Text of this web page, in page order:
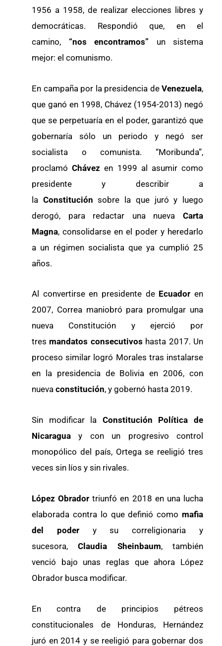
1956 a 1958, de realizar elecciones libres y
democráticas. Respondió que, en el
camino, “nos encontramos” un sistema
mejor: el comunismo.
En campaña por la presidencia de Venezuela,
que ganó en 1998, Chávez (1954-2013) negó
que se perpetuaría en el poder, garantizó que
gobernaría sólo un periodo y negó ser
socialista o comunista. “Moribunda”,
proclamóChávezen 1999 al asumir como
presidente y describir a
la Constituciónsobre la que juró y luego
derogó, para redactar una nueva Carta
Magna, consolidarse en el poder y heredarlo
a un régimen socialista que ya cumplió 25
años.
Al convertirse en presidente de Ecuadoren
2007, Correa maniobró para promulgar una
nueva Constitución y ejerció por
tres mandatos consecutivos hasta 2017. Un
proceso similar logró Morales tras instalarse
en la presidencia de Bolivia en 2006, con
nueva constitución, y gobernó hasta 2019.
Sin modificar la Constitución Política de
Nicaraguay con un progresivo control
monopólico del país, Ortega se reeligió tres
veces sin líos y sin rivales.
López Obrador triunfó en 2018 en una lucha
elaborada contra lo que definió como mafia
del poder y su correligionaria y
sucesora, Claudia Sheinbaum, también
venció bajo unas reglas que ahora López
Obrador busca modificar.
En contra de principios pétreos
constitucionales de Honduras, Hernández
juró en 2014 y se reeligió para gobernar dos